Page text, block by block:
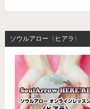
ソウルアロー〈ヒアラ〉